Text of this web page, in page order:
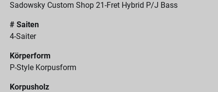
Sadowsky Custom Shop 21-Fret Hybrid P/J Bass
# Saiten
4-Saiter
Körperform
P-Style Korpusform
Korpusholz